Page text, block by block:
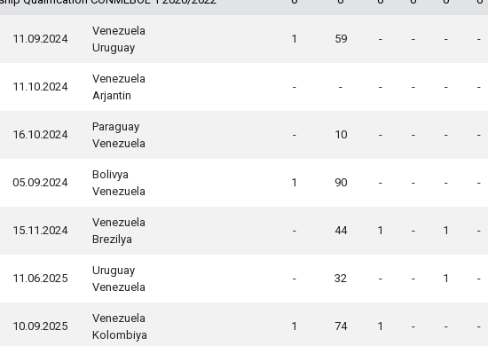
11.09.2024
Venezuela
Uruguay
1 59 - - - -
11.10.2024
Venezuela
Arjantin
- - - - - -
16.10.2024
Paraguay
Venezuela
- 10 - - - -
05.09.2024
Bolivya
Venezuela
1 90 - - - -
15.11.2024
Venezuela
Brezilya
- 44 1 - 1 -
11.06.2025
Uruguay
Venezuela
- 32 - - 1 -
10.09.2025
Venezuela
Kolombiya
1 74 1 - - -